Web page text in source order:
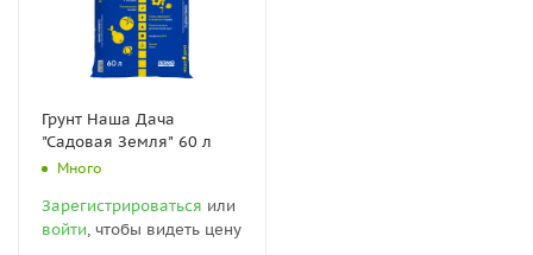
Грунт Наша Дача
"Садовая Земля" 60 л
Много
Зарегистрироваться или
войти, чтобы видеть цену